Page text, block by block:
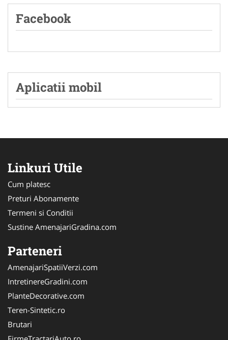
Facebook
Aplicatii mobil
Linkuri Utile
Cum platesc
Preturi Abonamente
Termeni si Conditii
Sustine AmenajariGradina.com
Parteneri
AmenajariSpatiiVerzi.com
IntretinereGradini.com
PlanteDecorative.com
Teren-Sintetic.ro
Brutari